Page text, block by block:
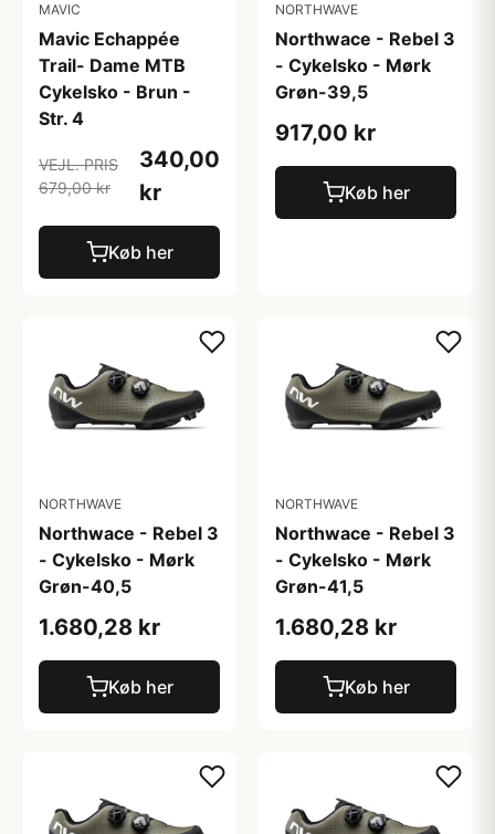
MAVIC
Mavic Echappée
Trail- Dame MTB
Cykelsko - Brun -
Str. 4
VEJL. PRIS
679,00 kr
340,00
kr
Køb her
NORTHWAVE
Northwace - Rebel 3
- Cykelsko - Mørk
Grøn-39,5
917,00 kr
Køb her
NORTHWAVE
Northwace - Rebel 3
- Cykelsko - Mørk
Grøn-40,5
1.680,28 kr
Køb her
NORTHWAVE
Northwace - Rebel 3
- Cykelsko - Mørk
Grøn-41,5
1.680,28 kr
Køb her